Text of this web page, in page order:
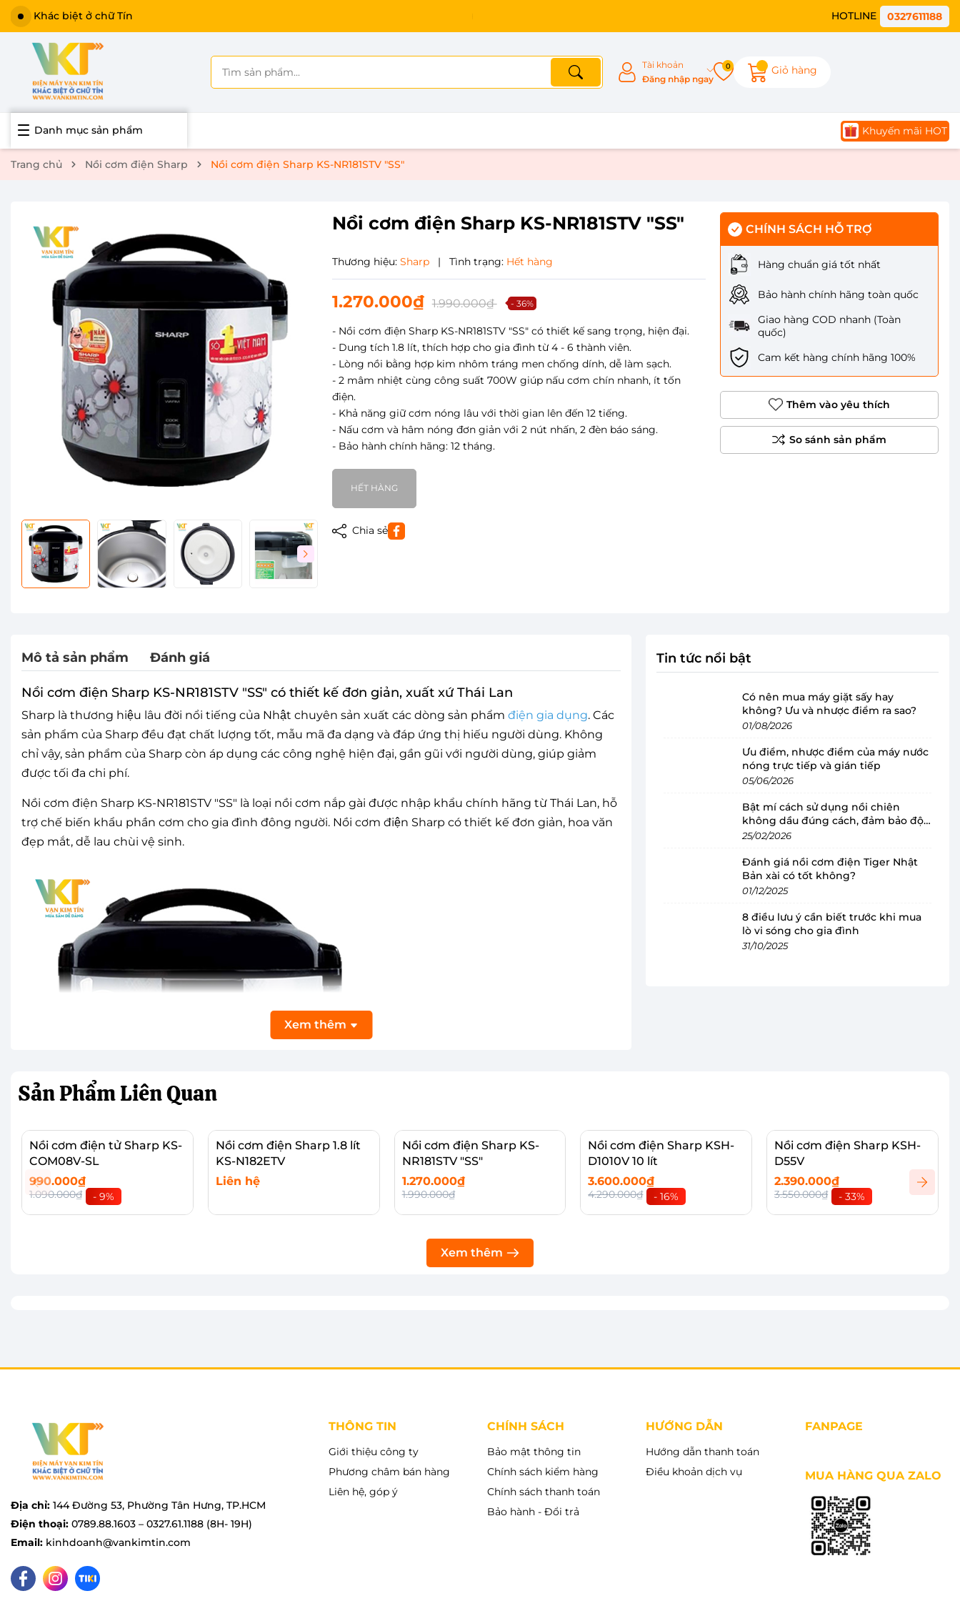
Khác biệt ở chữ Tín HOTLINE 0327611188
Tài khoản
Đăng nhập ngay
0 Giỏ hàng
Danh mục sản phẩm Khuyến mãi HOT
Trang chủ Nồi cơm điện Sharp Nồi cơm điện Sharp KS-NR181STV "SS"
Nồi cơm điện Sharp KS-NR181STV "SS"
Thương hiệu: Sharp | Tình trạng: Hết hàng
1.270.000₫ 1.990.000₫ - 36%
- Nồi cơm điện Sharp KS-NR181STV "SS" có thiết kế sang trọng, hiện đại.
- Dung tích 1.8 lít, thích hợp cho gia đình từ 4 - 6 thành viên.
- Lòng nồi bằng hợp kim nhôm tráng men chống dính, dễ làm sạch.
- 2 mâm nhiệt cùng công suất 700W giúp nấu cơm chín nhanh, ít tốn
điện.
- Khả năng giữ cơm nóng lâu với thời gian lên đến 12 tiếng.
- Nấu cơm và hâm nóng đơn giản với 2 nút nhấn, 2 đèn báo sáng.
- Bảo hành chính hãng: 12 tháng.
HẾT HÀNG
Chia sẻ
CHÍNH SÁCH HỖ TRỢ
Hàng chuẩn giá tốt nhất
Bảo hành chính hãng toàn quốc
Giao hàng COD nhanh (Toàn
quốc)
Cam kết hàng chính hãng 100%
Thêm vào yêu thích
Mô tả sản phẩm Đánh giá
Nồi cơm điện Sharp KS-NR181STV "SS" có thiết kế đơn giản, xuất xứ Thái Lan
Sharp là thương hiệu lâu đời nổi tiếng của Nhật chuyên sản xuất các dòng sản phẩm điện gia dụng. Các
sản phẩm của Sharp đều đạt chất lượng tốt, mẫu mã đa dạng và đáp ứng thị hiếu người dùng. Không
chỉ vậy, sản phẩm của Sharp còn áp dụng các công nghệ hiện đại, gần gũi với người dùng, giúp giảm
được tối đa chi phí.
Nồi cơm điện Sharp KS-NR181STV "SS" là loại nồi cơm nắp gài được​​ nhập khẩu chính hãng từ Thái Lan, hỗ
trợ chế biến khẩu phần cơm cho gia đình đông người. Nồi cơm điện Sharp có thiết kế đơn giản, hoa văn
đẹp mắt, dễ lau chùi vệ sinh.
Nồi cơm điện với dung tích 1.8 lít có thể nấu được 0.2 đến 1.5kg gạo, thích hợp với nhu cầu sử dụng hàng
Xem thêm
Tin tức nổi bật
Có nên mua máy giặt sấy hay
không? Ưu và nhược điểm ra sao?
01/08/2026
Ưu điểm, nhược điểm của máy nước
nóng trực tiếp và gián tiếp
05/06/2026
Bật mí cách sử dụng nồi chiên
không dầu đúng cách, đảm bảo độ
bền
25/02/2026
Đánh giá nồi cơm điện Tiger Nhật
Bản xài có tốt không?
01/12/2025
8 điều lưu ý cần biết trước khi mua
lò vi sóng cho gia đình
31/10/2025
Sản PhẩmLiên Quan
Nồi cơm điện tử Sharp KS-
COM08V-SL
990.000₫
1.090.000₫ - 9%
Nồi cơm điện Sharp 1.8 lít
KS-N182ETV
Liên hệ
Nồi cơm điện Sharp KS-
NR181STV "SS"
1.270.000₫
1.990.000₫
Nồi cơm điện Sharp KSH-
D1010V 10 lít
3.600.000₫
4.290.000₫ - 16%
Nồi cơm điện Sharp KSH-
D55V
2.390.000₫
3.550.000₫ - 33%
Xem thêm
Địa chỉ: 144 Đường 53, Phường Tân Hưng, TP.HCM
Điện thoại: 0789.88.1603 – 0327.61.1188 (8H- 19H)
Email: kinhdoanh@vankimtin.com
THÔNG TIN
Giới thiệu công ty
Phương châm bán hàng
Liên hệ, góp ý
CHÍNH SÁCH
Bảo mật thông tin
Chính sách kiểm hàng
Chính sách thanh toán
Bảo hành - Đổi trả
HƯỚNG DẪN
Hướng dẫn thanh toán
Điều khoản dịch vụ
FANPAGE
MUA HÀNG QUA ZALO